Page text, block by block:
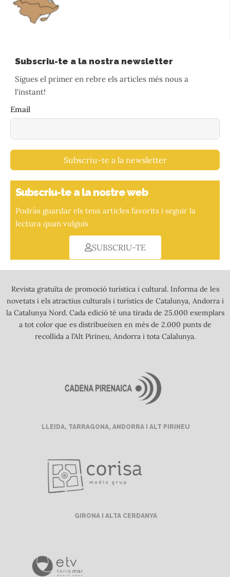
Subscriu-te a la nostra newsletter
Sigues el primer en rebre els articles més nous a
l'instant!
Email
Subscriu-te a la newsletter
Subscriu-te a la nostre web
Podràs guardar els teus articles favorits i seguir la
lectura quan vulguis
SUBSCRIU-TE
Revista gratuïta de promoció turística i cultural. Informa de les
novetats i els atractius culturals i turístics de Catalunya, Andorra i
la Catalunya Nord. Cada edició té una tirada de 25.000 exemplars
a tot color que es distribueixen en més de 2.000 punts de
recollida a l’Alt Pirineu, Andorra i tota Calalunya.
LLEIDA, TARRAGONA, ANDORRA I ALT PIRINEU
GIRONA I ALTA CERDANYA